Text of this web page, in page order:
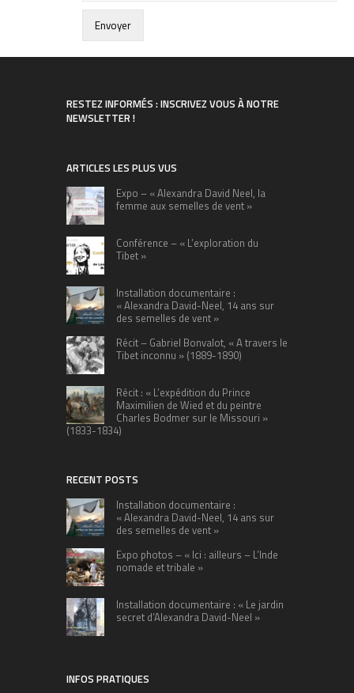
RESTEZ INFORMÉS : INSCRIVEZ VOUS À NOTRE
NEWSLETTER !
ARTICLES LES PLUS VUS
Expo – « Alexandra David Neel, la
femme aux semelles de vent »
Conférence – « L’exploration du
Tibet »
Installation documentaire :
« Alexandra David-Neel, 14 ans sur
des semelles de vent »
Récit – Gabriel Bonvalot, « A travers le
Tibet inconnu » (1889-1890)
Récit : « L’expédition du Prince
Maximilien de Wied et du peintre
Charles Bodmer sur le Missouri »
(1833-1834)
RECENT POSTS
Installation documentaire :
« Alexandra David-Neel, 14 ans sur
des semelles de vent »
Expo photos – « Ici : ailleurs – L’Inde
nomade et tribale »
Installation documentaire : « Le jardin
secret d’Alexandra David-Neel »
INFOS PRATIQUES